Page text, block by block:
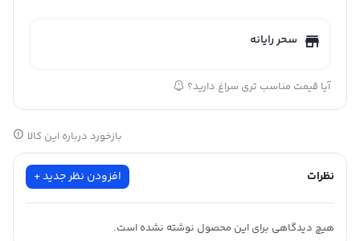
سحر رایانه
آیا قیمت مناسب تری سراغ دارید؟
بازخورد درباره این کالا
نظرات افزودن نظر جدید +
هیچ دیدگاهی برای این محصول نوشته نشده است.